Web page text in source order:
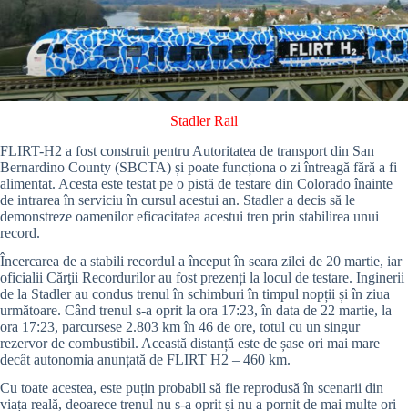
Stadler Rail
FLIRT-H2 a fost construit pentru Autoritatea de transport din San
Bernardino County (SBCTA) și poate funcționa o zi întreagă fără a fi
alimentat. Acesta este testat pe o pistă de testare din Colorado înainte
de intrarea în serviciu în cursul acestui an. Stadler a decis să le
demonstreze oamenilor eficacitatea acestui tren prin stabilirea unui
record.
Încercarea de a stabili recordul a început în seara zilei de 20 martie, iar
oficialii Cărţii Recordurilor au fost prezenți la locul de testare. Inginerii
de la Stadler au condus trenul în schimburi în timpul nopții și în ziua
următoare. Când trenul s-a oprit la ora 17:23, în data de 22 martie, la
ora 17:23, parcursese 2.803 km în 46 de ore, totul cu un singur
rezervor de combustibil. Această distanță este de șase ori mai mare
decât autonomia anunțată de FLIRT H2 – 460 km.
Cu toate acestea, este puțin probabil să fie reprodusă în scenarii din
viața reală, deoarece trenul nu s-a oprit și nu a pornit de mai multe ori